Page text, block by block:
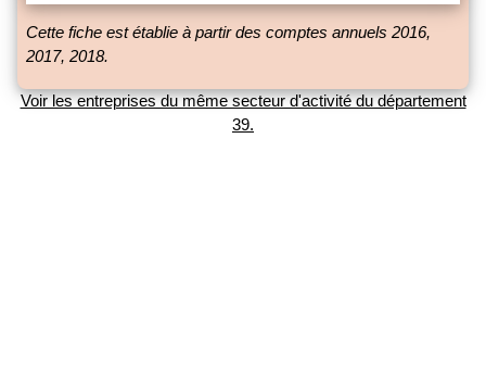
Cette fiche est établie à partir des comptes annuels 2016,
2017, 2018.
Voir les entreprises du même secteur d'activité du département
39.